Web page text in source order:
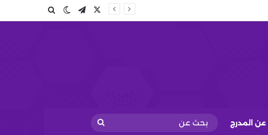
تيلقرامالوضع المظلم
بحث عن
عن المدرج
بحث